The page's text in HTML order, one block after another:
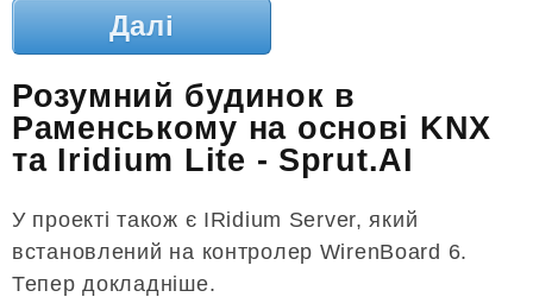
Далі
Розумний будинок в
Раменському на основі KNX
та Iridium Lite - Sprut.AI
У проекті також є IRidium Server, який
встановлений на контролер WirenBoard 6.
Тепер докладніше.